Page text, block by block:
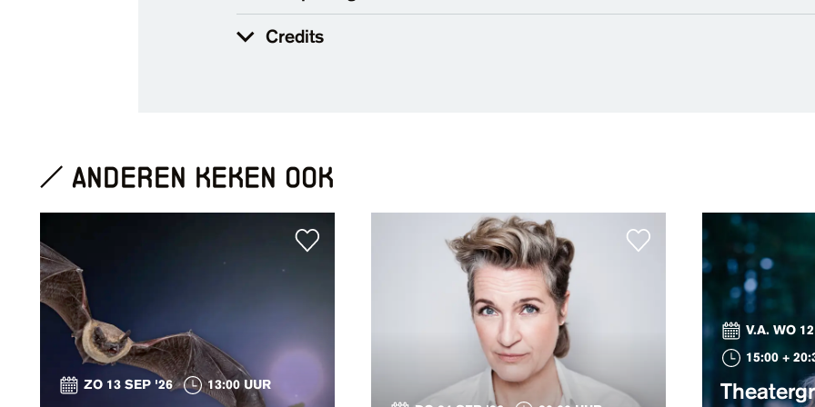
Credits
anderen keken ook
ZO 13 SEP '26 13:00 UUR
V.A. WO
15:00 +